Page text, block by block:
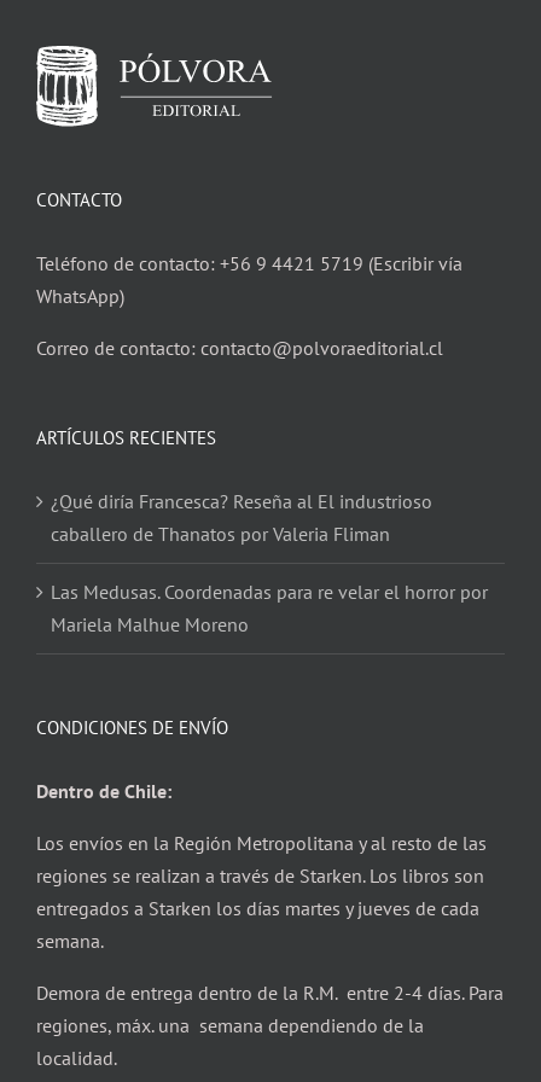
CONTACTO
Teléfono de contacto: +56 9 4421 5719 (Escribir vía
WhatsApp)
Correo de contacto: contacto@polvoraeditorial.cl
ARTÍCULOS RECIENTES
¿Qué diría Francesca? Reseña al El industrioso
caballero de Thanatos por Valeria Fliman
Las Medusas. Coordenadas para re velar el horror por
Mariela Malhue Moreno
CONDICIONES DE ENVÍO
Dentro de Chile:
Los envíos en la Región Metropolitana y al resto de las
regiones se realizan a través de Starken. Los libros son
entregados a Starken los días martes y jueves de cada
semana.
Demora de entrega dentro de la R.M. entre 2-4 días. Para
regiones, máx. una semana dependiendo de la
localidad.